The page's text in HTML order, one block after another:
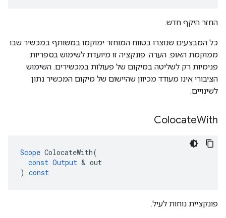
החזר היקף חדש.
כל המבצעים שנוצרו בטווח המוחזר ימוקמו במשותף במכשיר שבו
ממוקמת האופ. הערה: פונקציה זו מיועדת לשימוש בספריות
פנימיות רק לשליטה במיקום של פעולות במכשירים. השימוש
הציבורי אינו מעודד מכיוון שהיישום של מיקום המכשיר נתון
לשינויים.
ColocateWith
Scope ColocateWith(
const Output & out
) const
פונקציית נוחות לעיל.